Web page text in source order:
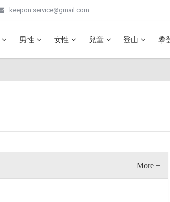
keepon.service@gmail.com
男性 女性 兒童 登山 攀